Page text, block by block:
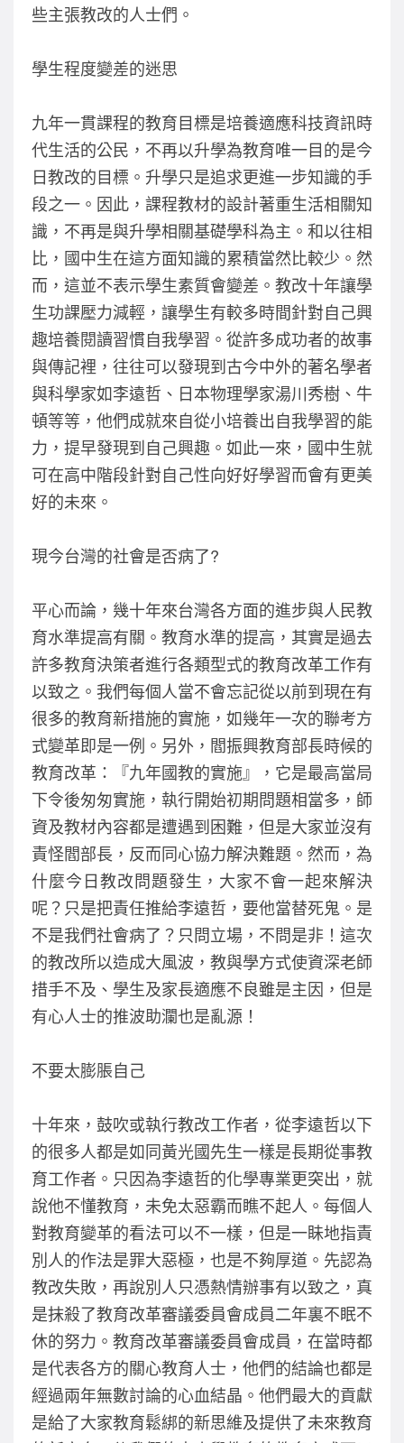
些主張教改的人士們。
學生程度變差的迷思
九年一貫課程的教育目標是培養適應科技資訊時
代生活的公民，不再以升學為教育唯一目的是今
日教改的目標。升學只是追求更進一步知識的手
段之一。因此，課程教材的設計著重生活相關知
識，不再是與升學相關基礎學科為主。和以往相
比，國中生在這方面知識的累積當然比較少。然
而，這並不表示學生素質會變差。教改十年讓學
生功課壓力減輕，讓學生有較多時間針對自己興
趣培養閱讀習慣自我學習。從許多成功者的故事
與傳記裡，往往可以發現到古今中外的著名學者
與科學家如李遠哲、日本物理學家湯川秀樹、牛
頓等等，他們成就來自從小培養出自我學習的能
力，提早發現到自己興趣。如此一來，國中生就
可在高中階段針對自己性向好好學習而會有更美
好的未來。
現今台灣的社會是否病了?
平心而論，幾十年來台灣各方面的進步與人民教
育水準提高有關。教育水準的提高，其實是過去
許多教育決策者進行各類型式的教育改革工作有
以致之。我們每個人當不會忘記從以前到現在有
很多的教育新措施的實施，如幾年一次的聯考方
式變革即是一例。另外，閻振興教育部長時候的
教育改革：『九年國教的實施』，它是最高當局
下令後匆匆實施，執行開始初期問題相當多，師
資及教材內容都是遭遇到困難，但是大家並沒有
責怪閻部長，反而同心協力解決難題。然而，為
什麼今日教改問題發生，大家不會一起來解決
呢？只是把責任推給李遠哲，要他當替死鬼。是
不是我們社會病了？只問立場，不問是非！這次
的教改所以造成大風波，教與學方式使資深老師
措手不及、學生及家長適應不良雖是主因，但是
有心人士的推波助瀾也是亂源！
不要太膨脹自己
十年來，鼓吹或執行教改工作者，從李遠哲以下
的很多人都是如同黃光國先生一樣是長期從事教
育工作者。只因為李遠哲的化學專業更突出，就
說他不懂教育，未免太惡霸而瞧不起人。每個人
對教育變革的看法可以不一樣，但是一眛地指責
別人的作法是罪大惡極，也是不夠厚道。先認為
教改失敗，再說別人只憑熱情辦事有以致之，真
是抹殺了教育改革審議委員會成員二年裏不眠不
休的努力。教育改革審議委員會成員，在當時都
是代表各方的關心教育人士，他們的結論也都是
經過兩年無數討論的心血結晶。他們最大的貢獻
是給了大家教育鬆綁的新思維及提供了未來教育